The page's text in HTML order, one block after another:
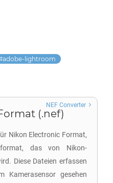
adobe-lightroom
(.nef)
Nikon Electronic Format,
das von Nikon-
Diese Dateien erfassen
Kamerasensor gesehen
NEF Converter